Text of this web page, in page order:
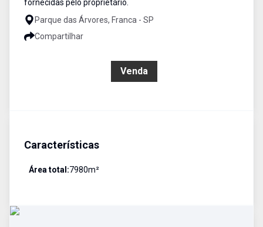
fornecidas pelo proprietário.
Parque das Árvores, Franca - SP
Compartilhar
Venda
Características
Área total:7980m²